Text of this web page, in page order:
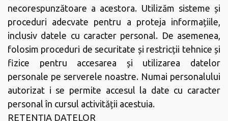
necorespunzătoare a acestora. Utilizăm sisteme și
proceduri adecvate pentru a proteja informațiile,
inclusiv datele cu caracter personal. De asemenea,
folosim proceduri de securitate și restricții tehnice și
fizice pentru accesarea și utilizarea datelor
personale pe serverele noastre. Numai personalului
autorizat i se permite accesul la date cu caracter
personal în cursul activității acestuia.
RETENŢIA DATELOR